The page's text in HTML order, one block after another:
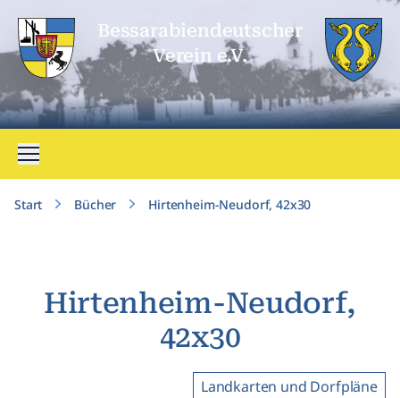
Bessarabien­deutscher
Verein e.V.
Menü öffnen
Start Bücher Hirtenheim-Neudorf, 42x30
Hirtenheim-Neudorf,
42x30
Landkarten und Dorfpläne